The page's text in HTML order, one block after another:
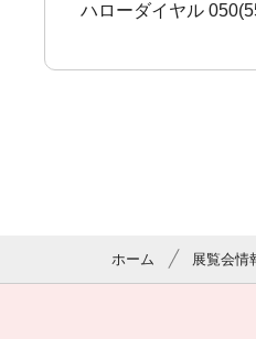
ハローダイヤル
ホーム 展覧会情